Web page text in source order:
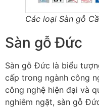
Các loại Sàn gỗ
Sàn gỗ Đức
Sàn gỗ Đức là biểu
cấp trong ngành công
công nghệ hiện đại và
nghiêm ngặt, sàn gỗ